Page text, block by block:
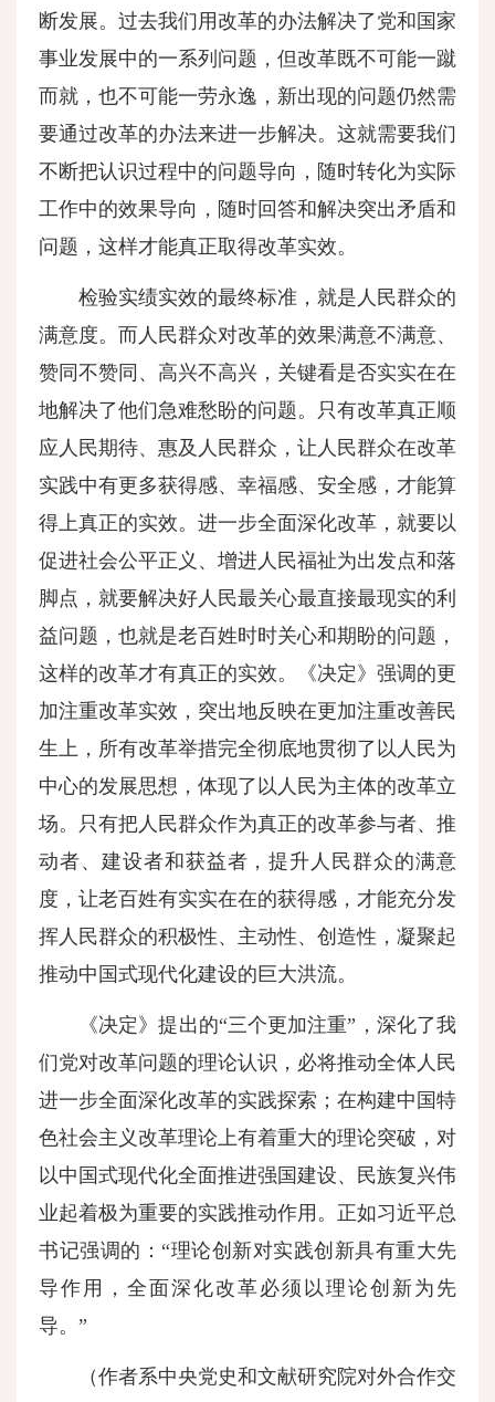
断发展。过去我们用改革的办法解决了党和国家
事业发展中的一系列问题，但改革既不可能一蹴
而就，也不可能一劳永逸，新出现的问题仍然需
要通过改革的办法来进一步解决。这就需要我们
不断把认识过程中的问题导向，随时转化为实际
工作中的效果导向，随时回答和解决突出矛盾和
问题，这样才能真正取得改革实效。
检验实绩实效的最终标准，就是人民群众的
满意度。而人民群众对改革的效果满意不满意、
赞同不赞同、高兴不高兴，关键看是否实实在在
地解决了他们急难愁盼的问题。只有改革真正顺
应人民期待、惠及人民群众，让人民群众在改革
实践中有更多获得感、幸福感、安全感，才能算
得上真正的实效。进一步全面深化改革，就要以
促进社会公平正义、增进人民福祉为出发点和落
脚点，就要解决好人民最关心最直接最现实的利
益问题，也就是老百姓时时关心和期盼的问题，
这样的改革才有真正的实效。《决定》强调的更
加注重改革实效，突出地反映在更加注重改善民
生上，所有改革举措完全彻底地贯彻了以人民为
中心的发展思想，体现了以人民为主体的改革立
场。只有把人民群众作为真正的改革参与者、推
动者、建设者和获益者，提升人民群众的满意
度，让老百姓有实实在在的获得感，才能充分发
挥人民群众的积极性、主动性、创造性，凝聚起
推动中国式现代化建设的巨大洪流。
《决定》提出的“三个更加注重”，深化了我
们党对改革问题的理论认识，必将推动全体人民
进一步全面深化改革的实践探索；在构建中国特
色社会主义改革理论上有着重大的理论突破，对
以中国式现代化全面推进强国建设、民族复兴伟
业起着极为重要的实践推动作用。正如习近平总
书记强调的：“理论创新对实践创新具有重大先
导作用，全面深化改革必须以理论创新为先
导。”
（作者系中央党史和文献研究院对外合作交